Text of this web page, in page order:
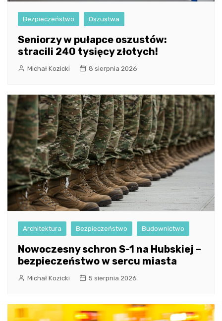
Bezpieczeństwo Oszustwa
Seniorzy w pułapce oszustów:
stracili 240 tysięcy złotych!
Michał Kozicki 8 sierpnia 2026
Architektura Bezpieczeństwo Budownictwo
Nowoczesny schron S-1 na Hubskiej –
bezpieczeństwo w sercu miasta
Michał Kozicki 5 sierpnia 2026